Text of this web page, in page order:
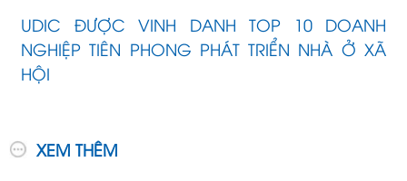
UDIC ĐƯỢC VINH DANH TOP 10 DOANH
NGHIỆP TIÊN PHONG PHÁT TRIỂN NHÀ Ở XÃ
HỘI
XEM THÊM